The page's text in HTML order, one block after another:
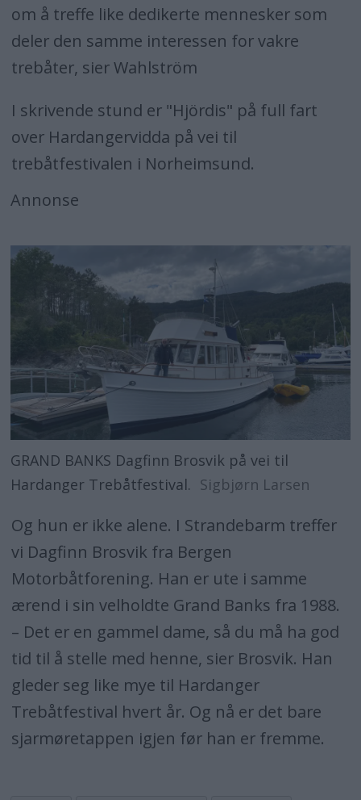
om å treffe like dedikerte mennesker som
deler den samme interessen for vakre
trebåter, sier Wahlström
I skrivende stund er "Hjördis" på full fart
over Hardangervidda på vei til
trebåtfestivalen i Norheimsund.
Annonse
GRAND BANKS Dagfinn Brosvik på vei til
Hardanger Trebåtfestival. Sigbjørn Larsen
Og hun er ikke alene. I Strandebarm treffer
vi Dagfinn Brosvik fra Bergen
Motorbåtforening. Han er ute i samme
ærend i sin velholdte Grand Banks fra 1988.
– Det er en gammel dame, så du må ha god
tid til å stelle med henne, sier Brosvik. Han
gleder seg like mye til Hardanger
Trebåtfestival hvert år. Og nå er det bare
sjarmøretappen igjen før han er fremme.